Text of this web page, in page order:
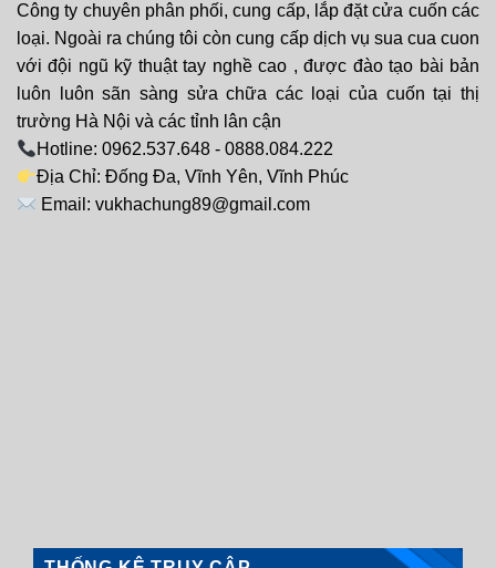
Công ty chuyên phân phối, cung cấp, lắp đặt cửa cuốn các
loại. Ngoài ra chúng tôi còn cung cấp dịch vụ sua cua cuon
với đội ngũ kỹ thuật tay nghề cao , được đào tạo bài bản
luôn luôn sãn sàng sửa chữa các loại của cuốn tại thị
trường Hà Nội và các tỉnh lân cận
Hotline: 0962.537.648 - 0888.084.222
Địa Chỉ: Đống Đa, Vĩnh Yên, Vĩnh Phúc
Email: vukhachung89@gmail.com